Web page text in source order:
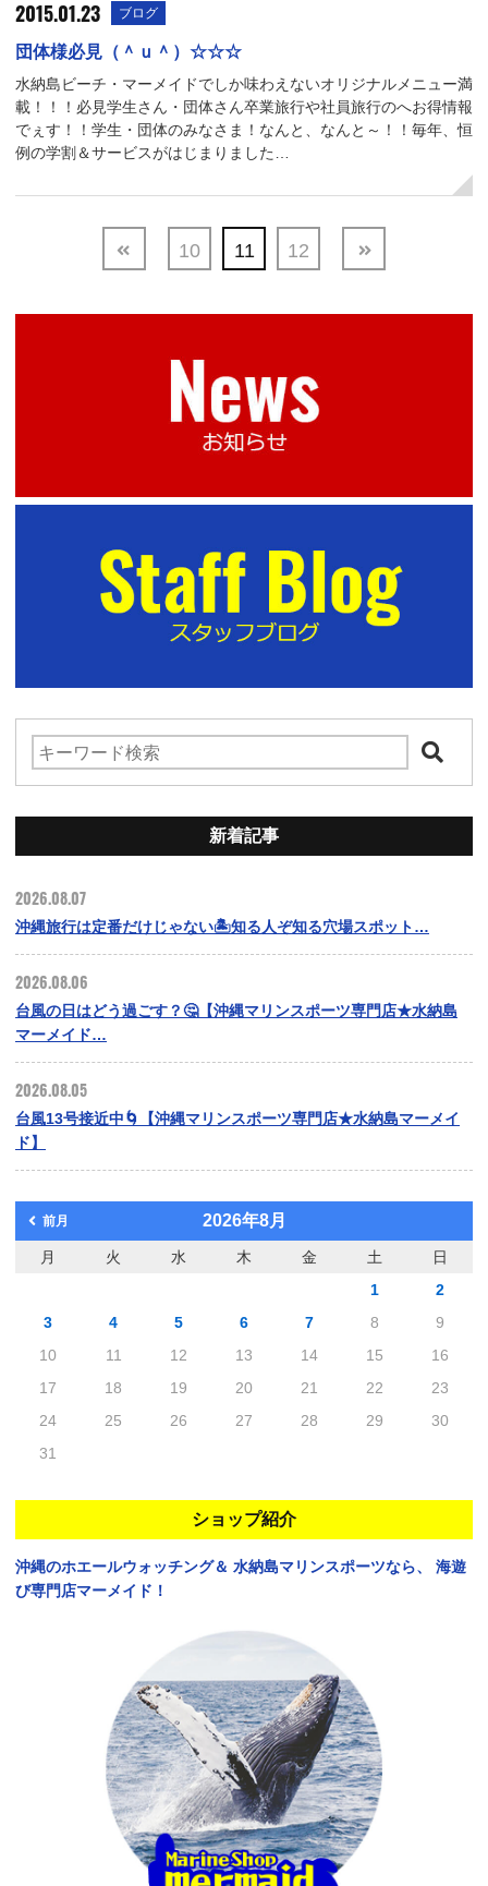
2015.01.23 ブログ
団体様必見（＾ｕ＾）☆☆☆
水納島ビーチ・マーメイドでしか味わえないオリジナルメニュー満
載！！！必見学生さん・団体さん卒業旅行や社員旅行のへお得情報
でぇす！！学生・団体のみなさま！なんと、なんと～！！毎年、恒
例の学割＆サービスがはじまりました…
10 11 12
新着記事
2026.08.07
沖縄旅行は定番だけじゃない🏝️知る人ぞ知る穴場スポット…
2026.08.06
台風の日はどう過ごす？🤔【沖縄マリンスポーツ専門店★水納島
マーメイド…
2026.08.05
台風13号接近中🌀【沖縄マリンスポーツ専門店★水納島マーメイ
ド】
前月 2026年8月
月 火 水 木 金 土
日
1
2
3
4 5 6 7 8
9
10
11 12 13 14 15
16
17
18 19 20 21 22
23
24
25 26 27 28 29
30
31
ショップ紹介
沖縄のホエールウォッチング＆ 水納島マリンスポーツなら、
海遊
び専門店マーメイド！